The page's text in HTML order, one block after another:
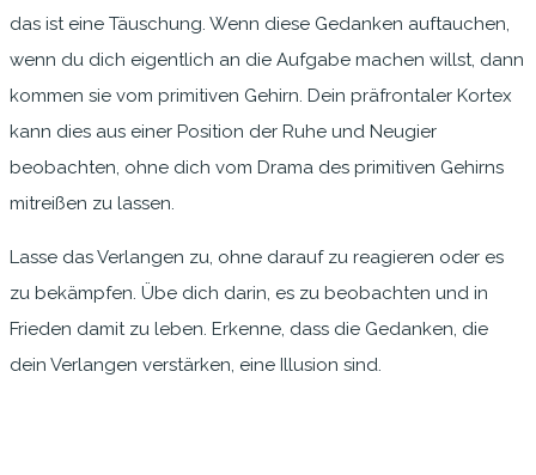
das ist eine Täuschung. Wenn diese Gedanken auftauchen,
wenn du dich eigentlich an die Aufgabe machen willst, dann
kommen sie vom primitiven Gehirn. Dein präfrontaler Kortex
kann dies aus einer Position der Ruhe und Neugier
beobachten, ohne dich vom Drama des primitiven Gehirns
mitreißen zu lassen.
Lasse das Verlangen zu, ohne darauf zu reagieren oder es
zu bekämpfen. Übe dich darin, es zu beobachten und in
Frieden damit zu leben. Erkenne, dass die Gedanken, die
dein Verlangen verstärken, eine Illusion sind.